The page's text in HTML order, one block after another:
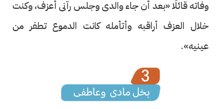
وفاته قائلًا «بعد أن جاء والدى وجلس رآنى أعزف، وكنت
خلال العزف أراقبه وأتأمله كانت الدموع تطفر من
عينيه».